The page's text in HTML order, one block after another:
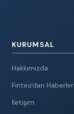
KURUMSAL
Hakkımızda
Finteo'dan Haberler
İletişim